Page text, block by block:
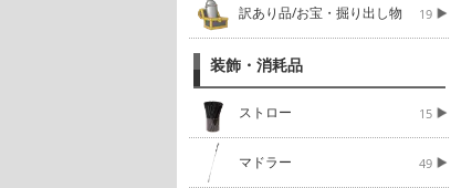
訳あり品/お宝・掘り出し物 19
装飾・消耗品
ストロー 15
マドラー 49